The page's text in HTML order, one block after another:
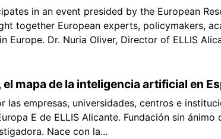
in an event presided by the European
together European experts, policymakers,
Europe. Dr. Nuria Oliver, Director of ELLIS
el mapa de la inteligencia artificial en
las empresas, universidades, centros e
E de ELLIS Alicante. Fundación sin
Nace con la...